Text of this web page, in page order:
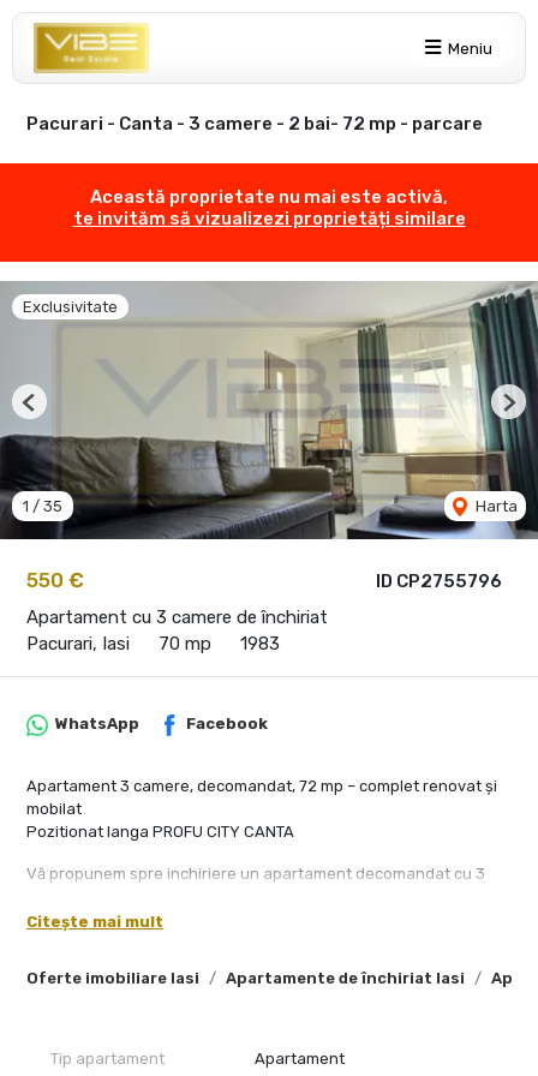
Meniu
Pacurari - Canta - 3 camere - 2 bai- 72 mp - parcare
Această proprietate nu mai este activă,
te invităm să vizualizezi proprietăți similare
ID CP2755796
550 €
Apartament cu 3 camere de închiriat
Pacurari, Iasi
70 mp 1983
Exclusivitate
1 / 35 Harta
Previous
Oferte imobiliare Iasi Apartamente de închiriat Iasi
WhatsApp Facebook
Apartament 3 camere, decomandat, 72 mp – complet renovat și
mobilat
Pozitionat langa PROFU CITY CANTA
Vă propunem spre inchiriere un apartament decomandat cu 3
etajul 4 al unui bloc cu regim de înălțime P+4, construit în 1983
intimitate și confort sporit.
Compartimentare decomandată - fiecare spațiu este bine definit
Citește mai mult
Tip apartament Apartament